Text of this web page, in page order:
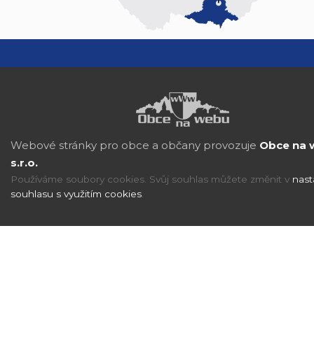
Webové stránky pro obce a občany provozuje Obce na
s.r.o.
Používáme soubory cookies. Svůj souhlas můžete změnit v
souhlasu s využitím cookies